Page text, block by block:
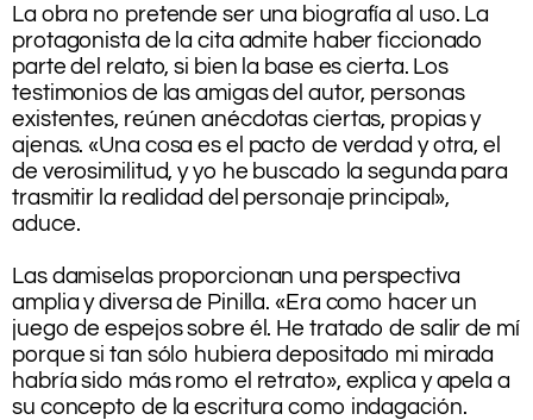
La obra no pretende ser una biografía al uso. La
protagonista de la cita admite haber ficcionado
parte del relato, si bien la base es cierta. Los
testimonios de las amigas del autor, personas
existentes, reúnen anécdotas ciertas, propias y
ajenas. «Una cosa es el pacto de verdad y otra, el
de verosimilitud, y yo he buscado la segunda para
trasmitir la realidad del personaje principal»,
aduce.
Las damiselas proporcionan una perspectiva
amplia y diversa de Pinilla. «Era como hacer un
juego de espejos sobre él. He tratado de salir de mí
porque si tan sólo hubiera depositado mi mirada
habría sido más romo el retrato», explica y apela a
su concepto de la escritura como indagación.